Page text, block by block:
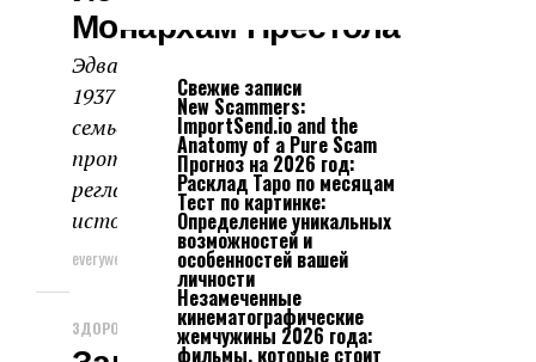
Монархам Престола
Эдвард VIII и Уоллис Симпсон,
1937 год Жизнь в королевской
семье — это жизнь по строгому
протоколу, где каждое действие
регламентировано. Однако
история знает...
everyweek 16.02.2026
ЗДОРОВЬЕ И КРАСОТА
Свежие записи
New Scammers:
ImportSend.io and the
Anatomy of a Pure Scam
Прогноз на 2026 год:
Расклад Таро по месяцам
Тест по картинке:
Определение уникальных
возможностей и
особенностей вашей
личности
Незамеченные
кинематографические
жемчужины 2026 года:
фильмы, которые стоит